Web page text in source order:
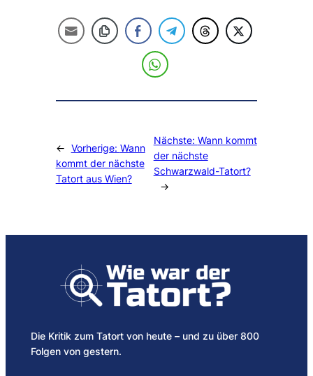
← Vorherige: Wann
kommt der nächste
Tatort aus Wien?
Nächste: Wann kommt
der nächste
Schwarzwald-Tatort?
→
Die Kritik zum Tatort von heute – und zu über 800
Folgen von gestern.